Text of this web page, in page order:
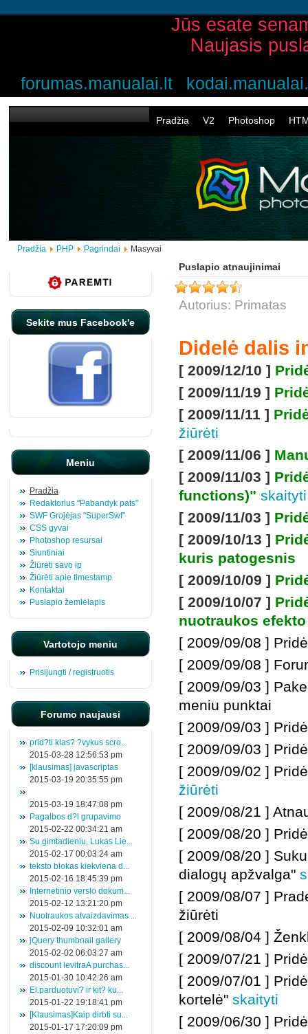
Jūs esate
Naujasis
forumas.manualai.lt
Pradžia V2 Photoshop
Pradžia PHP Pagrindai Masyvai
Sekite mus Facebook'e
Meniu
Pradžia
Redaktorius "Pabandyk pats"
SWF Grojėjas "SuperSwf"
CSS gyvai
Photoshop resursai
Siuntiniai
Žiūrėti savo ip
Žiūrėti apie timestamp
Kontaktai
Puslapio žemlėlapis
Vartotojo meniu
Prisijungti / registruotis
Forumo naujausi
prid?ti klas? ?vykus scro...
2015-03-28 12:56:53 pm
[klausimas] javascriptas
2015-03-19 20:35:55 pm
2015-03-19 18:47:08 pm
Pagalbos d?l grupavimo
2015-02-22 00:34:21 am
Su gimtadieniu, Lukas Lie...
2015-02-17 00:03:24 am
teksto blokas kiekviena d...
2015-02-16 18:45:39 pm
Internetinio verslo dokum...
2015-02-12 13:21:20 pm
Nuotraukos atvaizdavimas ...
2015-02-09 10:32:01 am
jQuery thumbnail gallery
2015-02-02 06:03:27 am
discount levitraA purchas...
2015-01-30 10:42:26 am
El.parduotuvi? ir kit? ku...
2015-01-22 19:18:41 pm
[Klausimas]Kaip dirbti su...
2015-01-17 17:20:09 pm
Puslapio atnaujinimai
Autorius: Primatas
Didelė dalis
[ 2009/12/10 ]
[ 2009/11/19 ]
[ 2009/11/11 ]
žiūrėti
[ 2009/11/06 ]
[ 2009/11/03 ]
functions)" skaityti
[ 2009/11/03 ]
[ 2009/10/13 ]
kuris patogesnis
[ 2009/10/09 ]
[ 2009/10/07 ]
nuotraukos
[ 2009/09/08 ]
[ 2009/09/08 ]
[ 2009/09/03 ]
meniu punktai
[ 2009/09/03 ]
[ 2009/09/03 ]
[ 2009/09/02 ]
žiūrėti
[ 2009/08/21 ]
[ 2009/08/20 ]
[ 2009/08/20 ]
dialogų apžvalga"
[ 2009/08/07 ]
žiūrėti
[ 2009/08/04 ]
[ 2009/07/21 ]
[ 2009/07/01 ]
kortelė" skaityti
[ 2009/06/30 ]